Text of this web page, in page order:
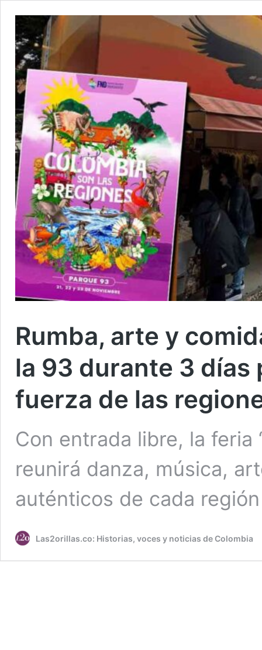
Rumba, arte y
la 93 durante 3 días
fuerza de las
Con entrada libre, la feria
reunirá danza, música,
auténticos de cada región
Las2orillas.co: Historias, voces y noticias de Colombia